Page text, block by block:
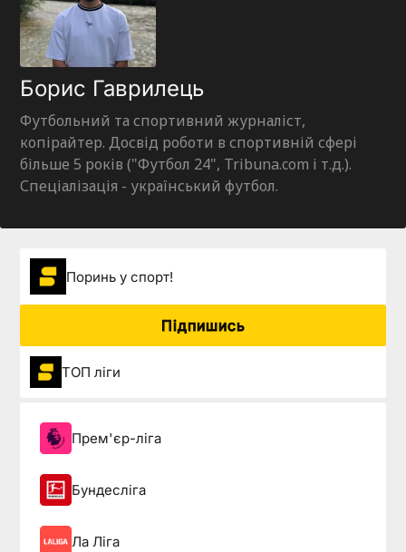
Борис Гаврилець
Футбольний та спортивний журналіст,
копірайтер. Досвід роботи в спортивній сфері
більше 5 років ("Футбол 24", Tribuna.com і т.д.).
Спеціалізація - український футбол.
Поринь у спорт!
Підпишись
ТОП ліги
Прем'єр-ліга
Бундесліга
Ла Ліга